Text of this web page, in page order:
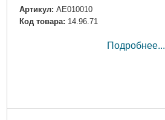
Артикул: AE010010
Код товара: 14.96.71
Подробнее...